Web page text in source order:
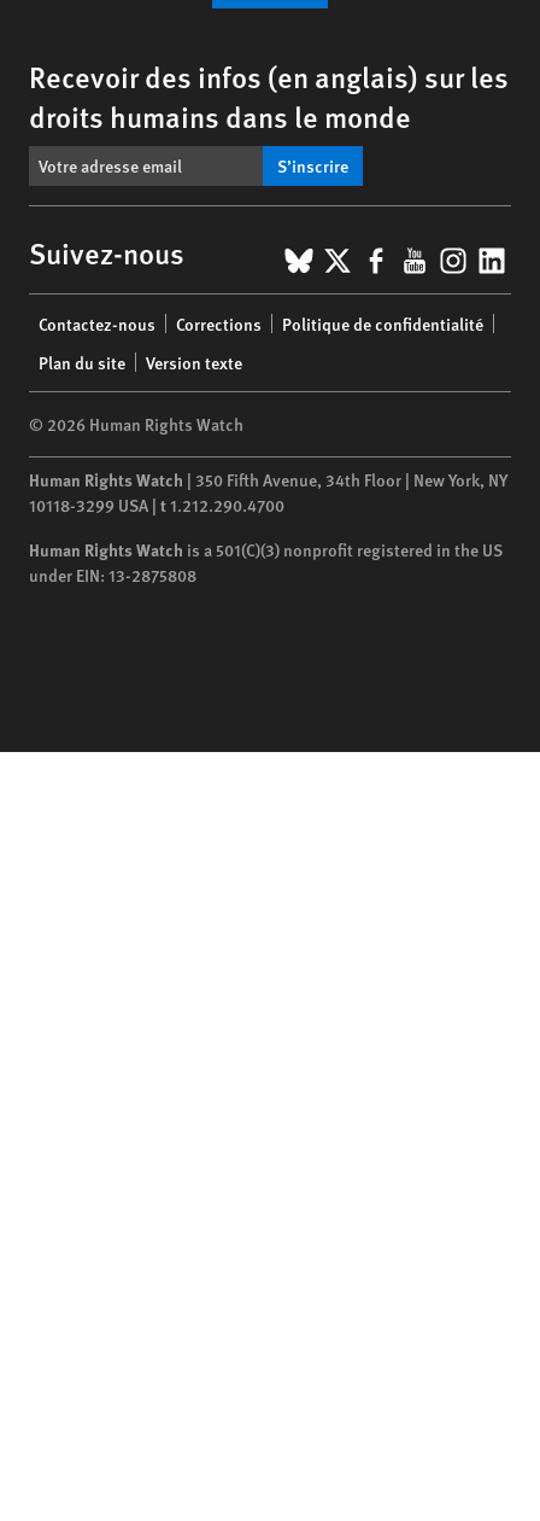
Recevoir des infos (en anglais) sur les
droits humains dans le monde
S’inscrire
Suivez-nous BlueSky
X Facebook
YouTube
menu
Contactez-nous Corrections
Politique de confidentialité
Plan du site
Version texte
© 2026 Human Rights Watch
Human Rights Watch | 350 Fifth Avenue, 34th Floor | New York, NY
10118-3299 USA | t1.212.290.4700
Human Rights Watch is a 501(C)(3) nonprofit registered in the US
under EIN: 13-2875808